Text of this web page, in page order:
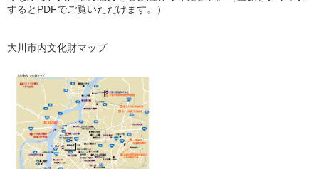
するとPDFでご覧いただけます。）
大川市内文化財マップ